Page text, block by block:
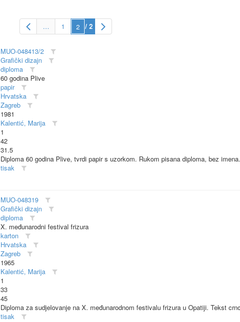
… 1 / 2
MUO-048413/2
Grafički dizajn
diploma
60 godina Plive
papir
Hrvatska
Zagreb
1981
Kalentić, Marija
1
42
31.5
Diploma 60 godina Plive, tvrdi papir s uzorkom. Rukom pisana diploma, bez
tisak
MUO-048319
Grafički dizajn
diploma
X. međunarodni festival frizura
karton
Hrvatska
Zagreb
1965
Kalentić, Marija
1
33
45
Diploma za sudjelovanje na X. međunarodnom festivalu frizura u Opatiji. Tekst
tisak